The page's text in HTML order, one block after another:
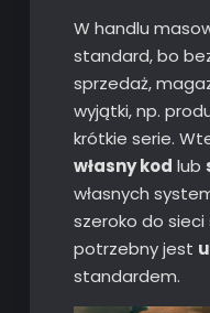
W handlu
standard, bo
sprzedaż,
wyjątki, np.
krótkie serie.
własny kod lub
własnych
szeroko do sieci
potrzebny jest
standardem.